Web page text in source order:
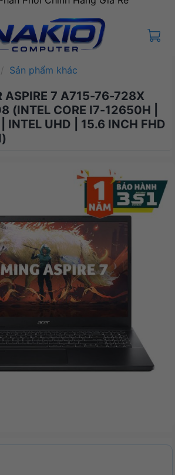
/ Sản phẩm khác
ASPIRE 7 A715-76-728X
(INTEL CORE I7-12650H |
INTEL UHD | 15.6 INCH FHD